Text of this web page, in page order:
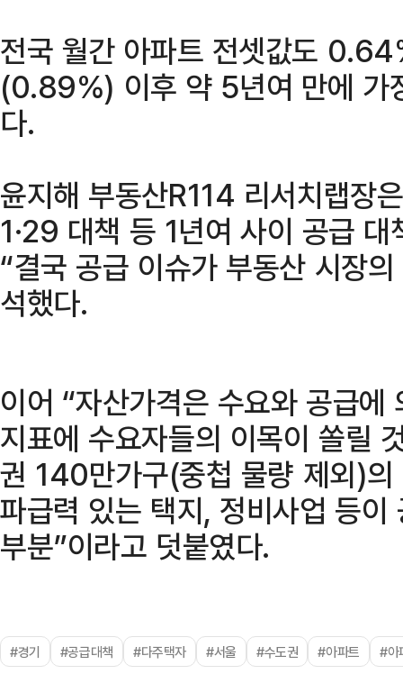
전국 월간 아파트 전셋값도
(0.89%) 이후 약 5년여 만에 가
다.
윤지해 부동산R114 리서치랩장
1·29 대책 등 1년여 사이 공급
“결국 공급 이슈가 부동산 시장
석했다.
이어 “자산가격은 수요와 공급
지표에 수요자들의 이목이 쏠릴
권 140만가구(중첩 물량 제외)
파급력 있는 택지, 정비사업 등
부분”이라고 덧붙였다.
#경기 #공급대책 #다주택자 #서울 #수도권 #아파트 #아